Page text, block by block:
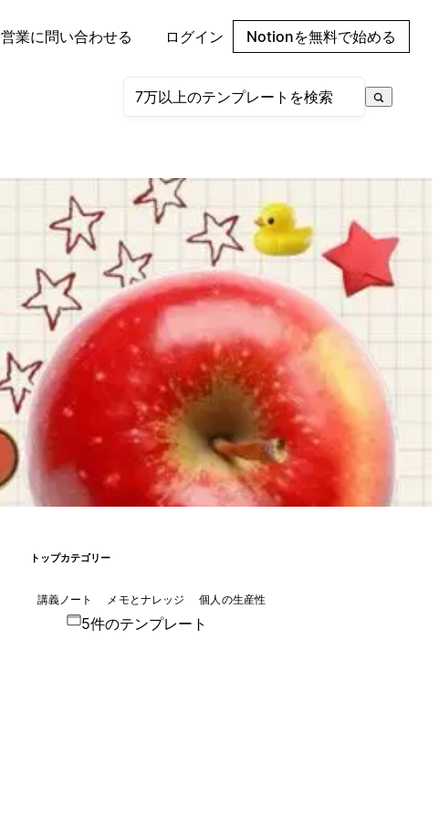
営業に問い合わせる ログイン Notionを無料で始める
トップカテゴリー
講義ノート メモとナレッジ 個人の生産性
5件のテンプレート